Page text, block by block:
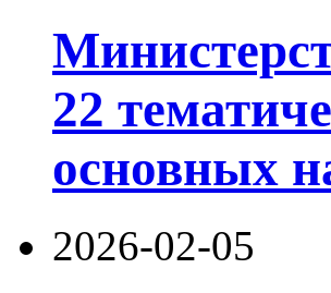
22
основных
2026-02-05